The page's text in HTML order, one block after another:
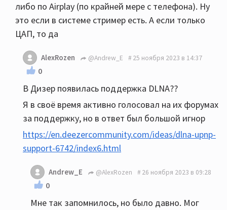
либо по Airplay (по крайней мере с телефона). Ну
это если в системе стример есть. А если только
ЦАП, то да
AlexRozen @Andrew_E 25 ноября 2023 в 14:37
0
В Дизер появилась поддержка DLNA??
Я в своё время активно голосовал на их форумах
за поддержку, но в ответ был большой игнор
https://en.deezercommunity.com/ideas/dlna-upnp-
support-6742/index6.html
Andrew_E @AlexRozen 26 ноября 2023 в 09:28
0
Мне так запомнилось, но было давно. Мог